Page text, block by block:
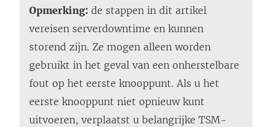
Opmerking: de stappen in dit artikel
vereisen serverdowntime en kunnen
storend zijn. Ze mogen alleen worden
gebruikt in het geval van een onherstelbare
fout op het eerste knooppunt. Als u het
eerste knooppunt niet opnieuw kunt
uitvoeren, verplaatst u belangrijke TSM-